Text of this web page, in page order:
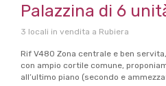
Palazzina di 6
3 locali in vendita a Rubiera
Rif V480 Zona centrale e ben
con ampio cortile comune,
all’ultimo piano (secondo e